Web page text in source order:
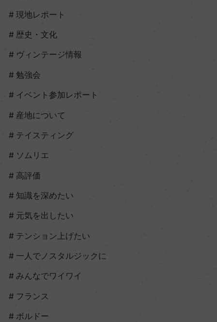
現地レポート
歴史・文化
ヴィンテージ情報
勉強会
イベント参加レポート
産地について
テイスティング
ソムリエ
高評価
知識を深めたい
元気を出したい
テンション上げたい
一人でノスタルジックに
みんなでワイワイ
フランス
ボルドー